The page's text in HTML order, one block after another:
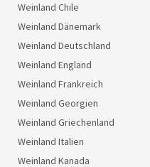
Weinland Chile
Weinland Dänemark
Weinland Deutschland
Weinland England
Weinland Frankreich
Weinland Georgien
Weinland Griechenland
Weinland Italien
Weinland Kanada